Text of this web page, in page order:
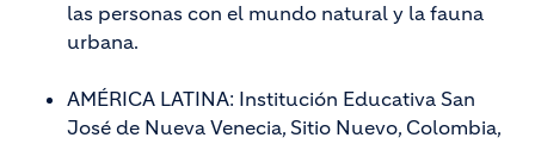
las personas con el mundo natural y la fauna
urbana.
AMÉRICA LATINA: Institución Educativa San
José de Nueva Venecia, Sitio Nuevo, Colombia,